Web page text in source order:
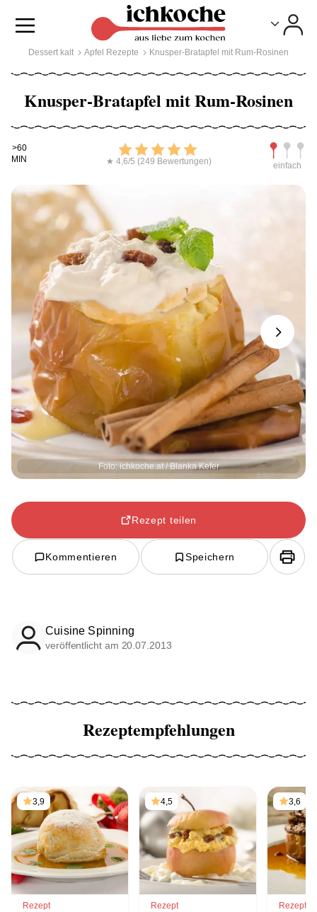
Dessert kalt Apfel Rezepte Knusper-Bratapfel mit Rum-Rosinen
Knusper-Bratapfel mit Rum-Rosinen
Kochdauer
>60
MIN
Bewerten
★ 4,6/5 (249 Bewertungen) einfach
Foto: ichkoche.at / Blanka Kefer
Next
Rezept teilen
Kommentieren Speichern
Cuisine Spinning
veröffentlicht am 20.07.2013
Rezeptempfehlungen
3,9
Rezept
4,5
Rezept
3,6
Rezept